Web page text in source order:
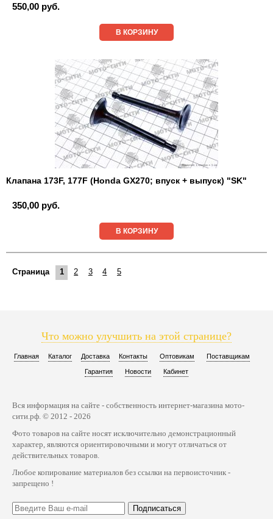
550,00 руб.
В КОРЗИНУ
Клапана 173F, 177F (Honda GX270; впуск + выпуск) "SK"
350,00 руб.
В КОРЗИНУ
Страница 1 2 3 4 5
Что можно улучшить на этой странице?
Главная Каталог Доставка Контакты Оптовикам Поставщикам
Гарантия Новости Кабинет
Вся информация на сайте - собственность интернет-магазина мото-
сити.рф. © 2012 - 2026
Фото товаров на сайте носят исключительно демонстрационный
характер, являются ориентировочными и могут отличаться от
действительных товаров.
Любое копирование материалов без ссылки на первоисточник -
запрещено !